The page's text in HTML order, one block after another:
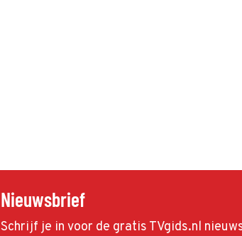
Nieuwsbrief
Schrijf je in voor de gratis TVgids.nl